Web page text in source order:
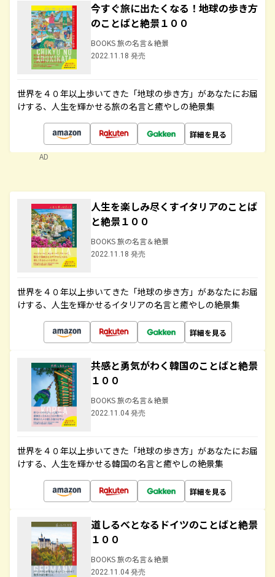
今すぐ旅に出たくなる！地球の歩き方
のことばと絶景１００
BOOKS 旅の名言＆絶景
2022.11.18 発売
世界を４０年以上歩いてきた「地球の歩き方」があなたにお届
けする、人生を輝かせる旅の名言と癒やしの絶景集
詳細を見る
AD
人生を楽しみ尽くすイタリアのことば
と絶景１００
BOOKS 旅の名言＆絶景
2022.11.18 発売
世界を４０年以上歩いてきた「地球の歩き方」があなたにお届
けする、人生を輝かせるイタリアの名言と癒やしの絶景集
詳細を見る
共感と勇気がわく韓国のことばと絶景
１００
BOOKS 旅の名言＆絶景
2022.11.04 発売
世界を４０年以上歩いてきた「地球の歩き方」があなたにお届
けする、人生を輝かせる韓国の名言と癒やしの絶景集
詳細を見る
道しるべとなるドイツのことばと絶景
１００
BOOKS 旅の名言＆絶景
2022.11.04 発売